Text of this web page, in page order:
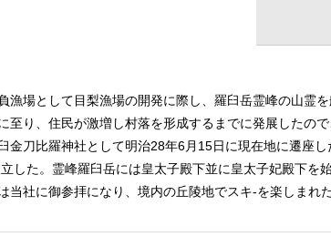
漁場として目梨漁場の開発に際し、羅臼岳霊峰の山霊
至り、住民が激増し村落を形成するまでに発展したの
金刀比羅神社として明治28年6月15日に現在地に遷座
した。霊峰羅臼岳には皇太子殿下並に皇太子妃殿下
社に御参拝になり、境内の丘陵地でスキ-を楽しまれた